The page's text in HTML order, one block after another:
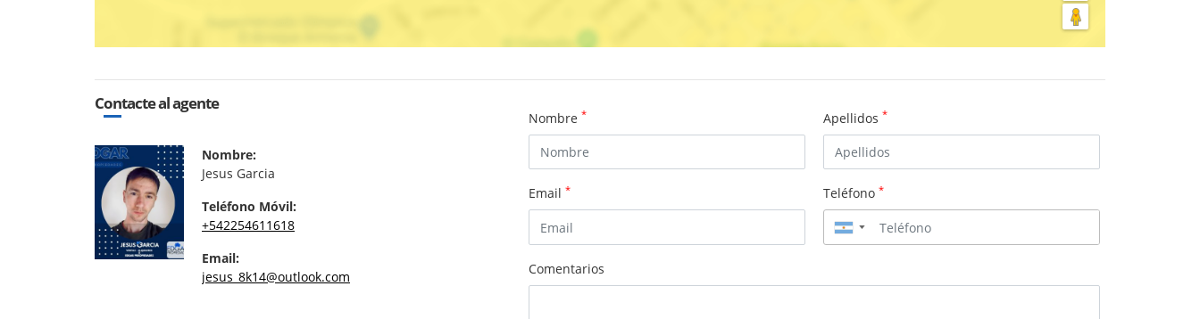
Contacte al agente
Nombre:
Jesus Garcia
Teléfono Móvil:
+542254611618
Email:
jesus_8k14@outlook.com
Nombre * Apellidos *
Email * Teléfono *
▼
Comentarios